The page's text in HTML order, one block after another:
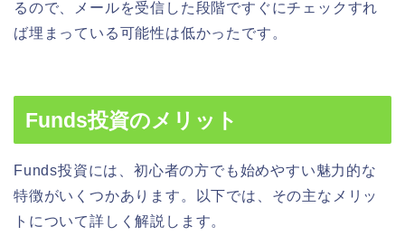
るので、メールを受信した段階ですぐにチェックすれ
ば埋まっている可能性は低かったです。
Funds投資のメリット
Funds投資には、初心者の方でも始めやすい魅力的な
特徴がいくつかあります。以下では、その主なメリッ
トについて詳しく解説します。